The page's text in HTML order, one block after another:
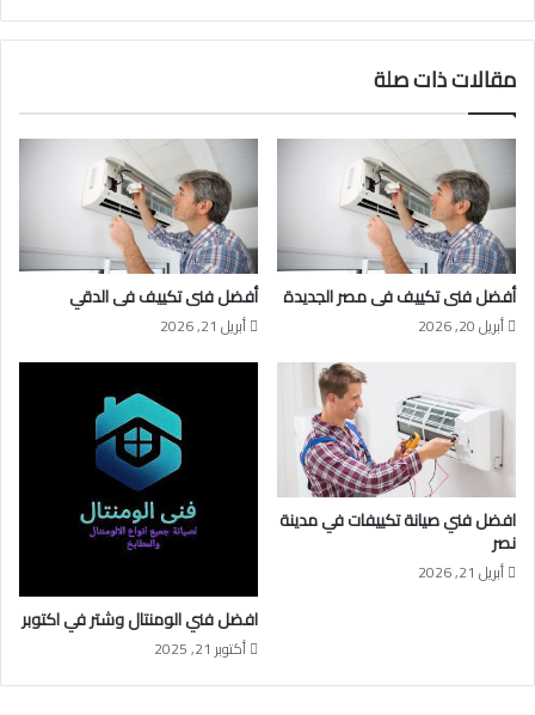
مقالات ذات صلة
أفضل فنى تكييف فى مصر الجديدة
أبريل 20, 2026
أفضل فنى تكييف فى الدقي
أبريل 21, 2026
افضل فني صيانة تكييفات في مدينة
نصر
أبريل 21, 2026
افضل فني الومنتال وشتر في اكتوبر
أكتوبر 21, 2025